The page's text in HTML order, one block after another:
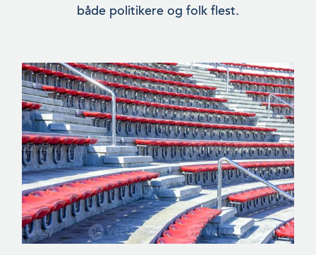
både politikere og folk flest.